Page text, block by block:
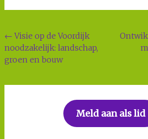
Post
navigation
← Visie op de Voordijk
noodzakelijk: landschap,
groen en bouw
Meld aan als lid